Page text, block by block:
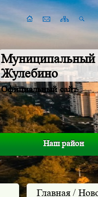
Муниципальный
Жулебино
Официальный сайт
Наш район
Главная /